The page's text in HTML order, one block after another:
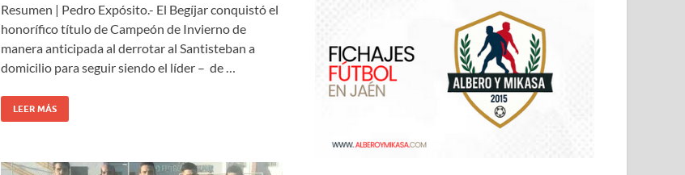
Resumen | Pedro Expósito.- El Begíjar conquistó el
honorífico título de Campeón de Invierno de
manera anticipada al derrotar al Santisteban a
domicilio para seguir siendo el líder – de …
LEER MÁS